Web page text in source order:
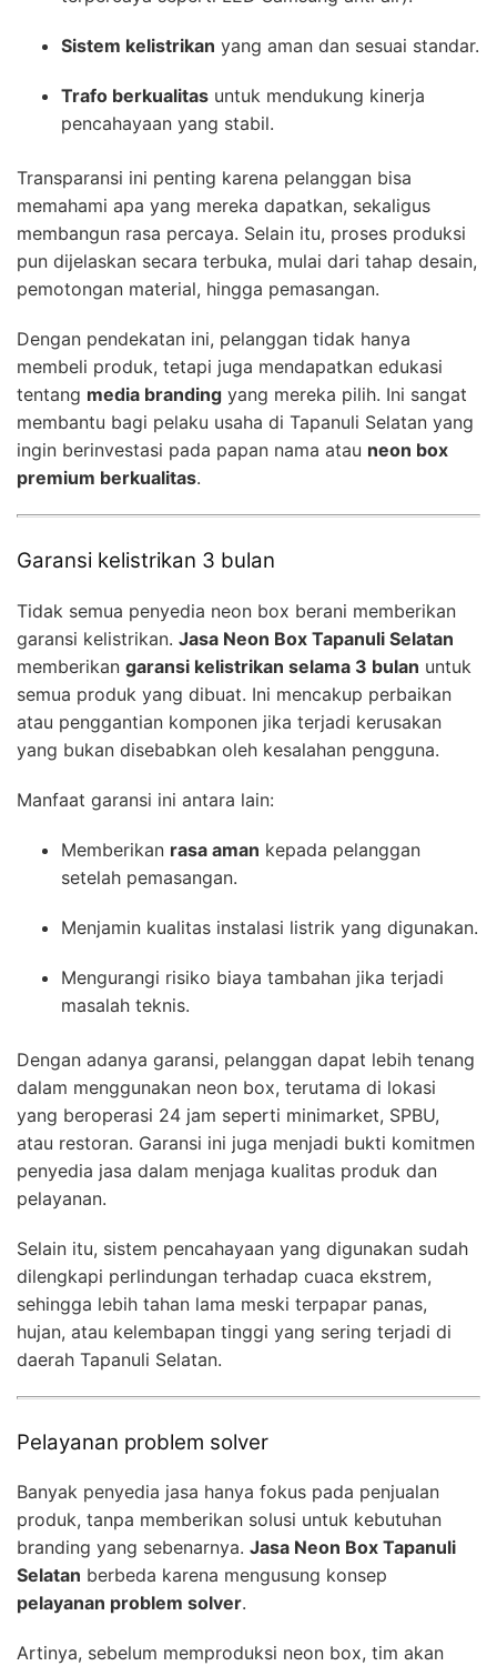
Sistem kelistrikan yang aman dan sesuai standar.
Trafo berkualitas untuk mendukung kinerja
pencahayaan yang stabil.
Transparansi ini penting karena pelanggan bisa
memahami apa yang mereka dapatkan, sekaligus
membangun rasa percaya. Selain itu, proses produksi
pun dijelaskan secara terbuka, mulai dari tahap desain,
pemotongan material, hingga pemasangan.
Dengan pendekatan ini, pelanggan tidak hanya
membeli produk, tetapi juga mendapatkan edukasi
tentang media branding yang mereka pilih. Ini sangat
membantu bagi pelaku usaha di Tapanuli Selatan yang
ingin berinvestasi pada papan nama atau neon box
premium berkualitas.
Garansi kelistrikan 3 bulan
Tidak semua penyedia neon box berani memberikan
garansi kelistrikan. Jasa Neon Box Tapanuli Selatan
memberikan garansi kelistrikan selama 3 bulan untuk
semua produk yang dibuat. Ini mencakup perbaikan
atau penggantian komponen jika terjadi kerusakan
yang bukan disebabkan oleh kesalahan pengguna.
Manfaat garansi ini antara lain:
Memberikan rasa aman kepada pelanggan
setelah pemasangan.
Menjamin kualitas instalasi listrik yang digunakan.
Mengurangi risiko biaya tambahan jika terjadi
masalah teknis.
Dengan adanya garansi, pelanggan dapat lebih tenang
dalam menggunakan neon box, terutama di lokasi
yang beroperasi 24 jam seperti minimarket, SPBU,
atau restoran. Garansi ini juga menjadi bukti komitmen
penyedia jasa dalam menjaga kualitas produk dan
pelayanan.
Selain itu, sistem pencahayaan yang digunakan sudah
dilengkapi perlindungan terhadap cuaca ekstrem,
sehingga lebih tahan lama meski terpapar panas,
hujan, atau kelembapan tinggi yang sering terjadi di
daerah Tapanuli Selatan.
Pelayanan problem solver
Banyak penyedia jasa hanya fokus pada penjualan
produk, tanpa memberikan solusi untuk kebutuhan
branding yang sebenarnya. Jasa Neon Box Tapanuli
Selatan berbeda karena mengusung konsep
pelayanan problem solver.
Artinya, sebelum memproduksi neon box, tim akan